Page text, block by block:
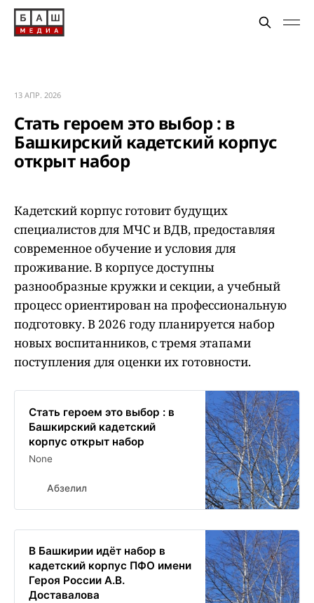
13 АПР. 2026
Стать героем это выбор : в
Башкирский кадетский корпус
открыт набор
Кадетский корпус готовит будущих
специалистов для МЧС и ВДВ, предоставляя
современное обучение и условия для
проживание. В корпусе доступны
разнообразные кружки и секции, а учебный
процесс ориентирован на профессиональную
подготовку. В 2026 году планируется набор
новых воспитанников, с тремя этапами
поступления для оценки их готовности.
Стать героем это выбор : в
Башкирский кадетский
корпус открыт набор
None
Абзелил
В Башкирии идёт набор в
кадетский корпус ПФО имени
Героя России А.В.
Доставалова